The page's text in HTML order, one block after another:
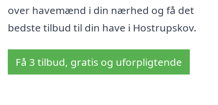
over havemænd i din nærhed og få det
bedste tilbud til din have i Hostrupskov.
Få 3 tilbud, gratis og uforpligtende